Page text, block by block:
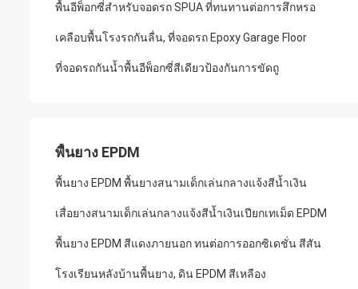
พื้นอีพ็อกซี่สำหรับจอดรถ SPUA ที่ทนทานต่อการสึกหรอ
เคลือบพื้นโรงรถกันลื่น, ที่จอดรถ Epoxy Garage Floor
ที่จอดรถกันน้ำพื้นอีพ็อกซี่สีเดียวป้องกันการขัดถู
พื้นยาง EPDM
พื้นยาง EPDM พื้นยางสนามเด็กเล่นกลางแจ้งสีน้ำเงิน
เสื่อยางสนามเด็กเล่นกลางแจ้งสีน้ำเงินเปียกเทเม็ด EPDM
พื้นยาง EPDM สีแดงภายนอก ทนต่อการออกซิเดชั่น สีสัน
โรงเรียนหลังบ้านพื้นยาง, ดิน EPDM สีเหลือง